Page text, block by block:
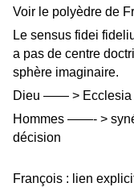
Voir le polyèdre de
Le sensus fidei
a pas de centre
sphère imaginaire.
Dieu —— > Ecclesia
Hommes ——- >
décision
François : lien